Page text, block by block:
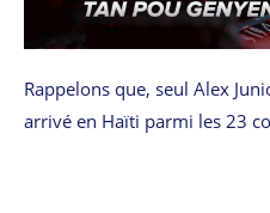
Rappelons que, seul Alex
arrivé en Haïti parmi les 23